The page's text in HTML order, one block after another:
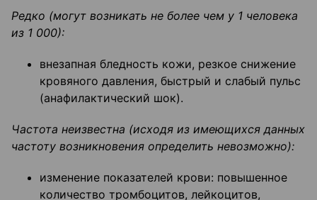
Редко (могут возникать не более чем у 1 человека
из 1 000):
внезапная бледность кожи, резкое снижение
кровяного давления, быстрый и слабый пульс
(анафилактический шок).
Частота неизвестна (исходя из имеющихся данных
частоту возникновения определить невозможно):
изменение показателей крови: повышенное
количество тромбоцитов, лейкоцитов,